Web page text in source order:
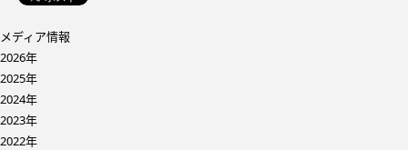
メディア情報
2026年
2025年
2024年
2023年
2022年